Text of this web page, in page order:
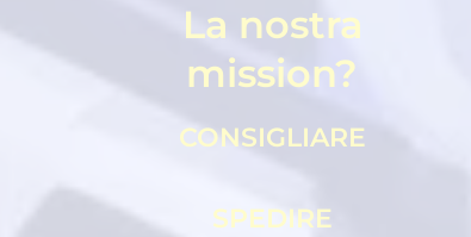
La nostra
mission?
CONSIGLIARE
SPEDIRE